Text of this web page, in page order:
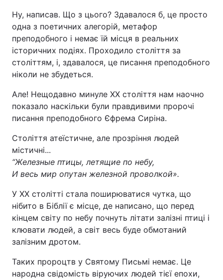
Ну, написав. Що з цього? Здавалося б, це просто
одна з поетичних алегорій, метафор
преподобного і немає їй місця в реальних
історичних подіях. Проходило століття за
століттям, і, здавалося, це писання преподобного
ніколи не збудеться.
Але! Нещодавно минуле XX століття нам наочно
показало наскільки були правдивими пророчі
писання преподобного Єфрема Сиріна.
Століття атеїстичне, але прозріння людей
містичні...
“Железные птицы, летящие по небу,
И весь мир опутан железной проволкой».
У XX столітті стала поширюватися чутка, що
нібито в Біблії є місце, де написано, що перед
кінцем світу по небу почнуть літати залізні птиці і
клювати людей, а світ весь буде обмотаний
залізним дротом.
Таких пророцтв у Святому Письмі немає. Це
народна свідомість віруючих людей тієї епохи,